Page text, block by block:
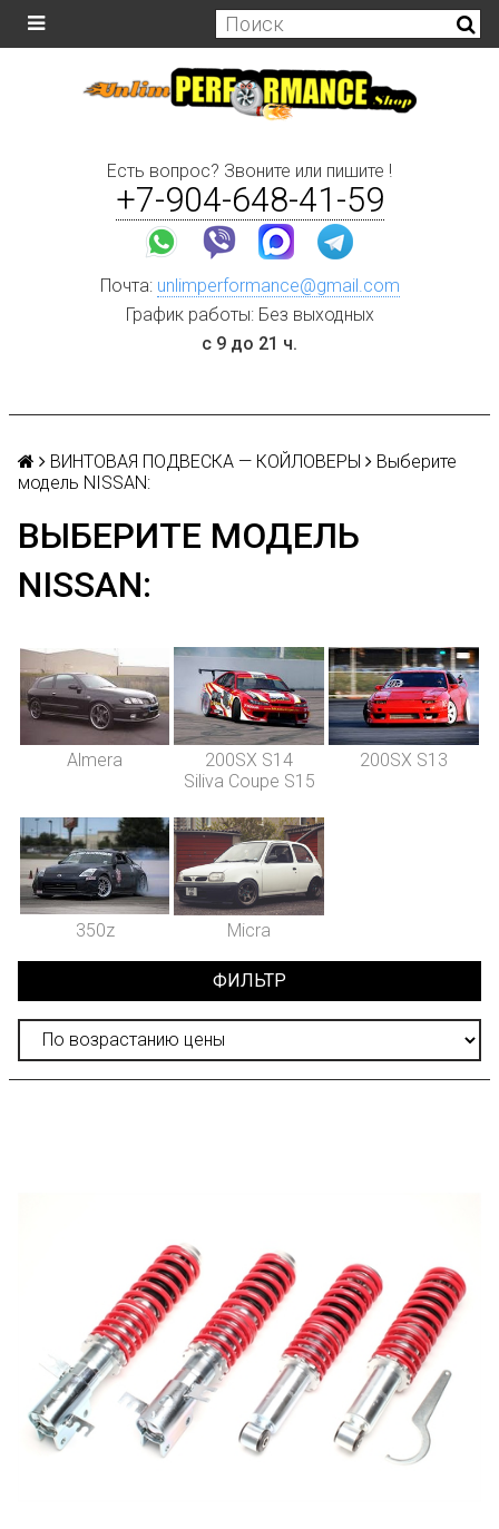
Есть вопрос? Звоните или пишите !
+7-904-648-41-59
Почта: unlimperformance@gmail.com
График работы: Без выходных
с 9 до 21 ч.
ВИНТОВАЯ ПОДВЕСКА — КОЙЛОВЕРЫ
Выберите
модель NISSAN:
ВЫБЕРИТЕ МОДЕЛЬ
NISSAN:
Almera
200SX S14
Siliva Coupe S15
200SX S13
350z Micra
ФИЛЬТР